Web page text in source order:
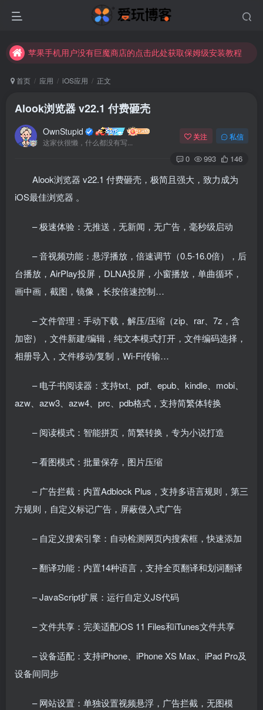
苹果手机用户没有巨魔商店的点击此处获取保姆级安装教程
苹果手机用户没有巨魔商店的点击此处获取保姆级安装教程
首页 应用 iOS应用 正文
Alook浏览器 v22.1 付费砸壳
OwnStupid
这家伙很懒，什么都没有写...
关注 私信
0 993 146
Alook浏览器 v22.1 付费砸壳，极简且强大，致力成为
iOS最佳浏览器 。
– 极速体验：无推送，无新闻，无广告，毫秒级启动
– 音视频功能：悬浮播放，倍速调节（0.5-16.0倍），后
台播放，AirPlay投屏，DLNA投屏，小窗播放，单曲循环，
画中画，截图，镜像，长按倍速控制…
– 文件管理：手动下载，解压/压缩（zip、rar、7z，含
加密），文件新建/编辑，纯文本模式打开，文件编码选择，
相册导入，文件移动/复制，Wi-Fi传输…
– 电子书阅读器：支持txt、pdf、epub、kindle、mobi、
azw、azw3、azw4、prc、pdb格式，支持简繁体转换
– 阅读模式：智能拼页，简繁转换，专为小说打造
– 看图模式：批量保存，图片压缩
– 广告拦截：内置Adblock Plus，支持多语言规则，第三
方规则，自定义标记广告，屏蔽侵入式广告
– 自定义搜索引擎：自动检测网页内搜索框，快速添加
– 翻译功能：内置14种语言，支持全页翻译和划词翻译
– JavaScript扩展：运行自定义JS代码
– 文件共享：完美适配iOS 11 Files和iTunes文件共享
– 设备适配：支持iPhone、iPhone XS Max、iPad Pro及
设备间同步
– 网站设置：单独设置视频悬浮，广告拦截，无图模